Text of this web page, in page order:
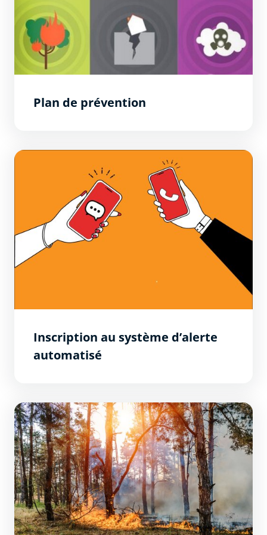
Plan de prévention
Inscription au système d’alerte automatisé
Inscription au système d’alerte
automatisé
Incendie de forêts : Massif de la Cavayère